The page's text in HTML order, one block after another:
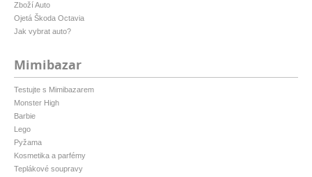
Zboží Auto
Ojetá Škoda Octavia
Jak vybrat auto?
Mimibazar
Testujte s Mimibazarem
Monster High
Barbie
Lego
Pyžama
Kosmetika a parfémy
Teplákové soupravy